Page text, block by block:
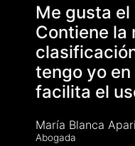
Me gusta
Contiene la
tengo yo en
facilita el
María Blanca
Abogada